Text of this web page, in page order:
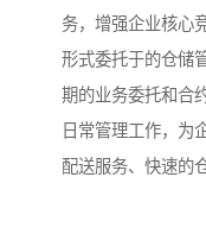
务，增强企业核心
形式委托于的仓储
期的业务委托和合
日常管理工作，为
配送服务、快速的